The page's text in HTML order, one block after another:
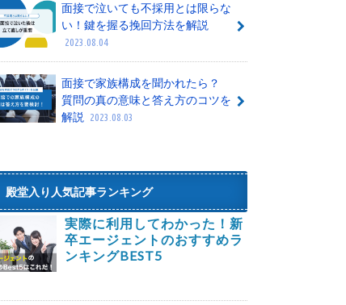
面接で泣いても不採用とは限らな
い！鍵を握る挽回方法を解説
2023.08.04
面接で家族構成を聞かれたら？
質問の真の意味と答え方のコツを
解説
2023.08.03
殿堂入り人気記事ランキング
実際に利用してわかった！新
卒エージェントのおすすめラ
ンキングBEST5